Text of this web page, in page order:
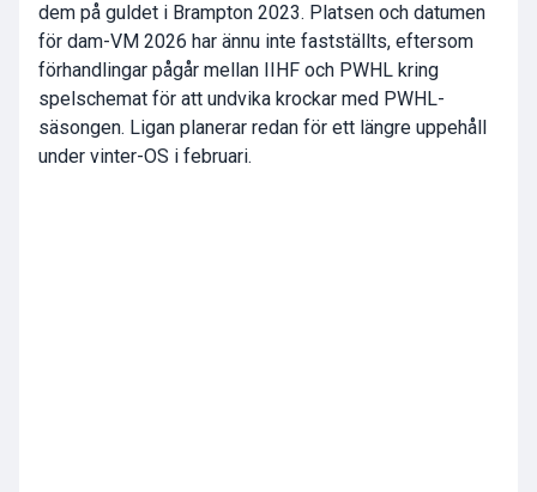
dem på guldet i Brampton 2023. Platsen och datumen
för dam-VM 2026 har ännu inte fastställts, eftersom
förhandlingar pågår mellan IIHF och PWHL kring
spelschemat för att undvika krockar med PWHL-
säsongen. Ligan planerar redan för ett längre uppehåll
under vinter-OS i februari.